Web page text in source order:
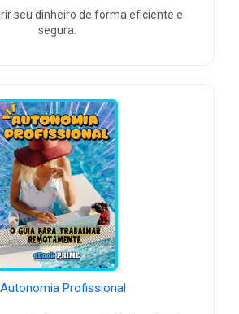
seu dinheiro de forma eficiente e
segura.
Profissional